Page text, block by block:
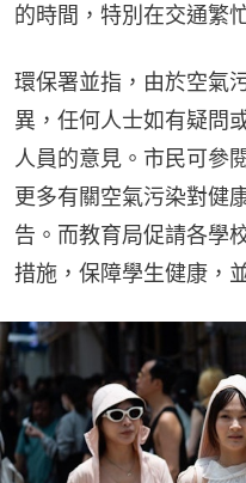
的時間，特別在交通繁
環保署並指，由於空氣
異，任何人士如有疑問
人員的意見。市民可參
更多有關空氣污染對健
告。而教育局促請各學
措施，保障學生健康，